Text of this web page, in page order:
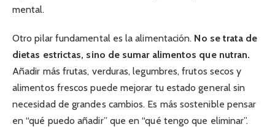
mental.
Otro pilar fundamental es la alimentación. No se trata de
dietas estrictas, sino de sumar alimentos que nutran.
Añadir más frutas, verduras, legumbres, frutos secos y
alimentos frescos puede mejorar tu estado general sin
necesidad de grandes cambios. Es más sostenible pensar
en “qué puedo añadir” que en “qué tengo que eliminar”.